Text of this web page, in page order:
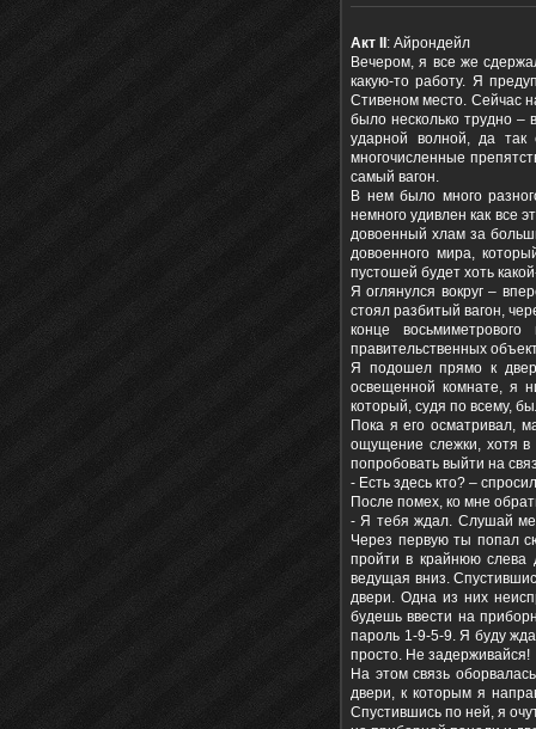
Акт
: Айрондейл
Вечером, я все же
какую-то работу. Я
Стивеном место. Сейчас
было несколько трудно –
ударной волной, да так
многочисленные
самый вагон.
В нем было много
немного удивлен как все
довоенный хлам за
довоенного мира,
пустошей будет хоть
Я оглянулся вокруг –
стоял разбитый вагон,
конце
правительственных
Я подошел прямо к
освещенной комнате, я
который, судя по всему,
Пока я его осматривал,
ощущение слежки, хотя в
попробовать выйти на
- Есть здесь кто? –
После помех, ко мне
- Я тебя ждал. Слушай
Через первую ты попал
пройти в крайнюю слева
ведущая вниз.
двери. Одна из них
будешь ввести на
пароль 1-9-5-9. Я буду
просто. Не задерживайся!
На этом связь
двери, к которым я
Спустившись по ней, я